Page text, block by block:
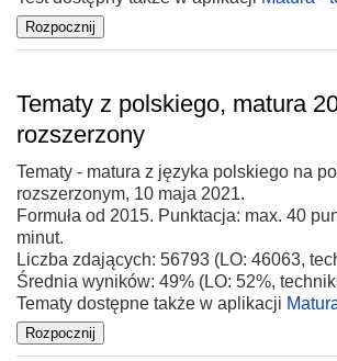
Tematy z polskiego, matura
rozszerzony
Tematy - matura z języka polskiego na
rozszerzonym, 10 maja 2021.
Formuła od 2015. Punktacja: max. 40
minut.
Liczba zdających: 56793 (LO: 46063,
Średnia wyników: 49% (LO: 52%,
Tematy dostępne także w aplikacji